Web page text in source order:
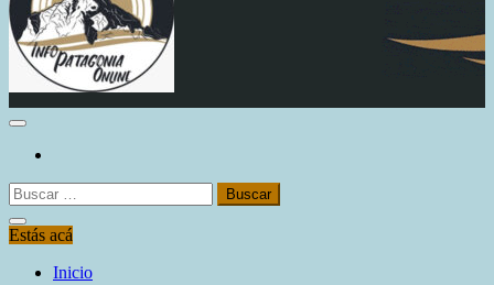
Info Patagonia Online
Buscar:
Estás acá
Inicio